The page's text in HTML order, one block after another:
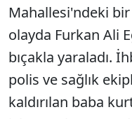
Mahallesi'ndeki
olayda Furkan Ali
bıçakla yaraladı.
polis ve sağlık
kaldırılan baba